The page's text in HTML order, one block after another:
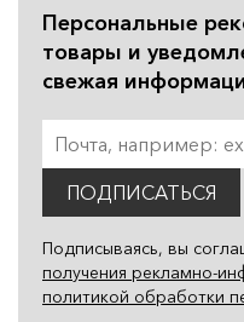
Персональные
товары и
свежая
ПОДПИСАТЬСЯ
Подписываясь, вы
получения рекламно-
политикой обработки